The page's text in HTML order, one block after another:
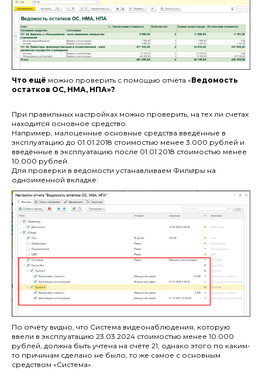
Что ещё можно проверить с помощью отчёта «Ведомость
остатков ОС, НМА, НПА»?
При правильных настройках можно проверить, на тех ли счетах
находится основное средство.
Например, малоценные основные средства введённые в
эксплуатацию до 01.01.2018 стоимостью менее 3.000 рублей и
введённые в эксплуатацию после 01.01.2018 стоимостью менее
10.000 рублей.
Для проверки в ведомости устанавливаем Фильтры на
одноименной вкладке:
По отчёту видно, что Система видеонаблюдения, которую
ввели в эксплуатацию 23.03.2024 стоимостью менее 10.000
рублей, должна быть учтена на счёте 21, однако этого по каким-
то причинам сделано не было, то же самое с основным
средством «Система».